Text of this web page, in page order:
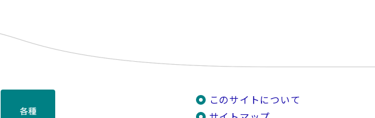
このサイトについて